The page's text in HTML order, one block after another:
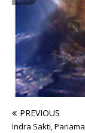
PREVIOUS
Indra Sakti,